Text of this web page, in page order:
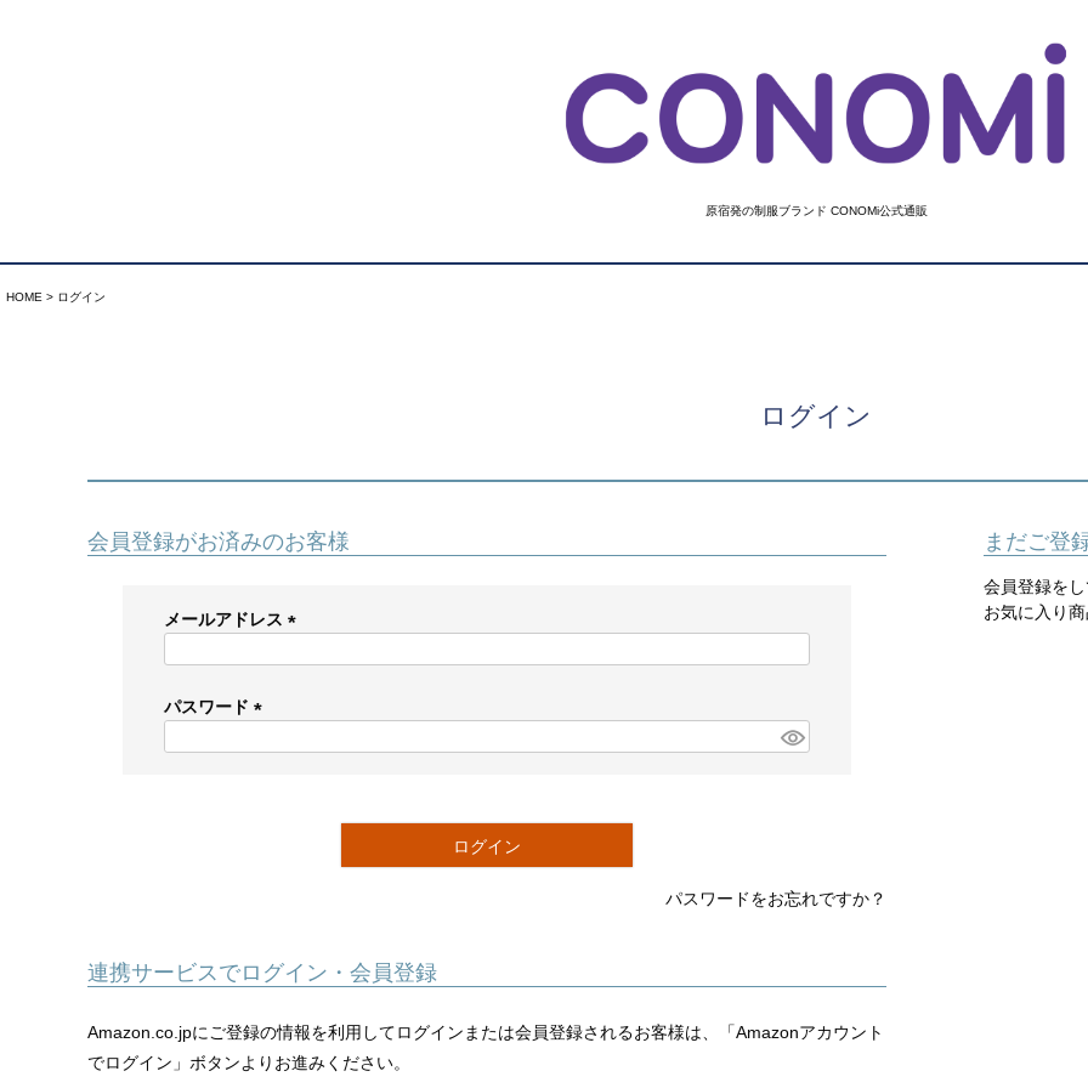
原宿発の制服ブランド CONOMi公式通販
HOME ログイン
ログイン
会員登録がお済みのお客様
メールアドレス
)
パスワード
ログイン
パスワードをお忘れですか？
連携サービスでログイン・会員登録
Amazon.co.jpにご登録の情報を利用してログインまたは会員登録されるお客様は、「Amazonアカウント
でログイン」ボタンよりお進みください。
まだご登
会員登録を
お気に入り